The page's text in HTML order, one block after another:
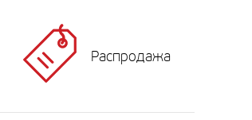
Распродажа